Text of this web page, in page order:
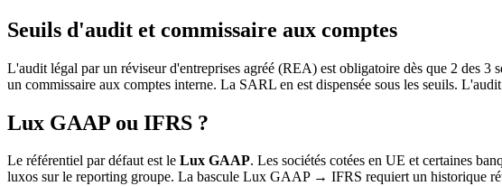
Seuils d'audit et commissaire aux comptes
L'audit légal par un réviseur d'entreprises agréé (REA) est obligatoire dès que 2 des
un commissaire aux comptes interne. La SARL en est dispensée sous les seuils.
Lux GAAP ou IFRS ?
Le référentiel par défaut est le Lux GAAP. Les sociétés cotées en UE et certaines
luxos sur le reporting groupe. La bascule Lux GAAP → IFRS requiert un historique